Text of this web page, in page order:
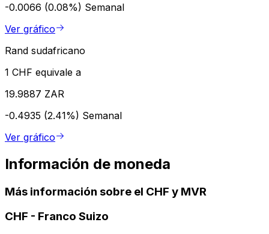
-0.0066 (0.08%) Semanal
Ver gráfico
Rand sudafricano
1 CHF equivale a
19.9887 ZAR
-0.4935 (2.41%) Semanal
Ver gráfico
Información de moneda
Más información sobre el CHF y MVR
CHF - Franco Suizo